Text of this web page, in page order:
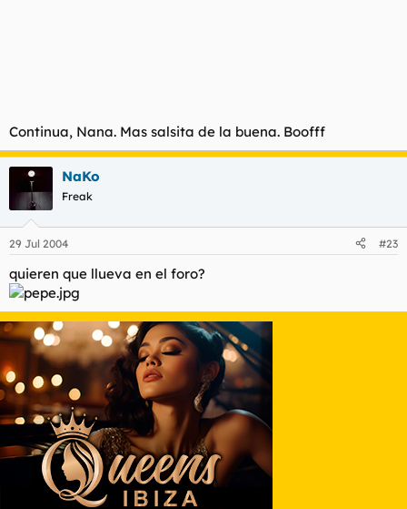
Continua, Nana. Mas salsita de la buena. Boofff
NaKo
Freak
29 Jul 2004 #23
quieren que llueva en el foro?